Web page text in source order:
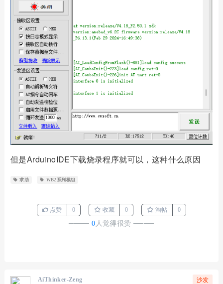
但是ArduinoIDE下载烧录程序就可以，这种什么原因
求助 WB2系列模组
点赞 0 收藏 0 淘帖 0
────0 人觉得很赞 ────
沙发
AiThinker-Zeng